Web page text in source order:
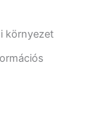
környezet